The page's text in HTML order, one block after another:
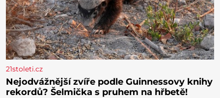
21stoleti.cz
Nejodvážnější zvíře podle Guinnessovy knihy
rekordů? Šelmička s pruhem na hřbetě!